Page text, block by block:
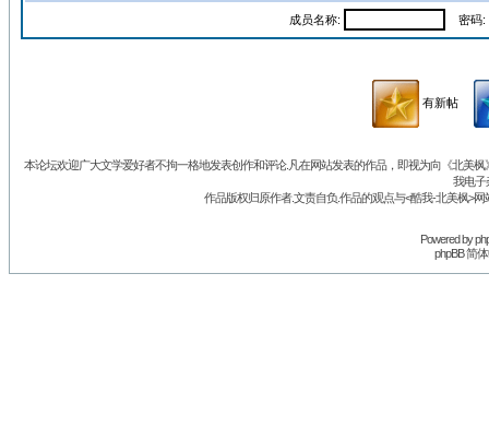
成员名称: 密码:
有新帖
本论坛欢迎广大文学爱好者不拘一格地发表创作和评论.凡在网站发表的作品，即视为向《北美
我电子
作品版权归原作者.文责自负.作品的观点与<酷我-北美枫>
Powered by
phpBB 简